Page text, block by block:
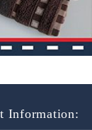
Information: